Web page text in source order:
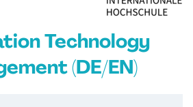
Technology
(DE/EN)